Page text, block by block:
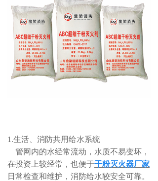
1.生活、消防共用给水系统
管网内的水经常流动，水质不易变坏，
在投资上较经常，也便于干粉灭火器厂家
日常检查和维护，消防给水较安全可靠。